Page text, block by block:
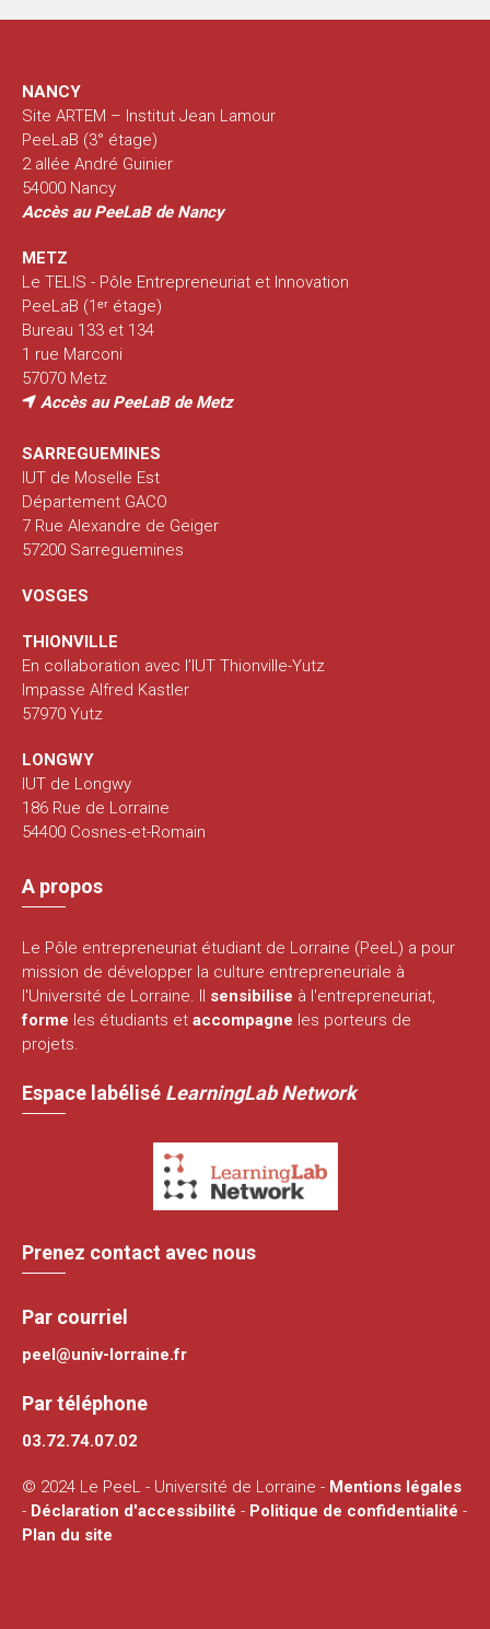
NANCY
Site ARTEM – Institut Jean Lamour
PeeLaB (3° étage)
2 allée André Guinier
54000 Nancy
Accès au PeeLaB de Nancy
METZ
Le TELIS - Pôle Entrepreneuriat et Innovation
PeeLaB (1ᵉʳ étage)
Bureau 133 et 134
1 rue Marconi
57070 Metz
Accès au PeeLaB de Metz
SARREGUEMINES
IUT de Moselle Est
Département GACO
7 Rue Alexandre de Geiger
57200 Sarreguemines
VOSGES
THIONVILLE
En collaboration avec l’IUT Thionville-Yutz
Impasse Alfred Kastler
57970 Yutz
LONGWY
IUT de Longwy
186 Rue de Lorraine
54400 Cosnes-et-Romain
A propos
Le Pôle entrepreneuriat étudiant de Lorraine (PeeL) a pour
mission de développer la culture entrepreneuriale à
l'Université de Lorraine. Il sensibilise à l'entrepreneuriat,
forme les étudiants et accompagne les porteurs de
projets.
Espace labélisé LearningLab Network
Prenez contact avec nous
Par courriel
peel@univ-lorraine.fr
Par téléphone
03.72.74.07.02
© 2024 Le PeeL - Université de Lorraine - Mentions légales
- Déclaration d'accessibilité - Politique de confidentialité -
Plan du site